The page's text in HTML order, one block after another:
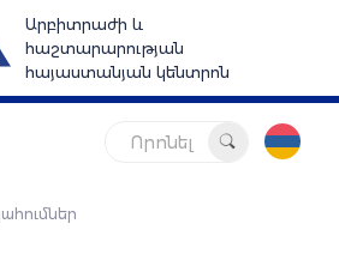
Արբիտրաժի և
հաշտարարության
հայաստանյան կենտրոն
Որոնել